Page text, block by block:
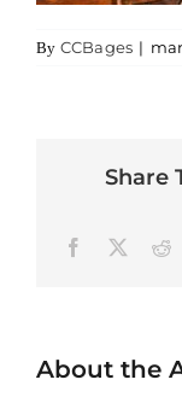
By CCBages |
Share
Facebook
About the